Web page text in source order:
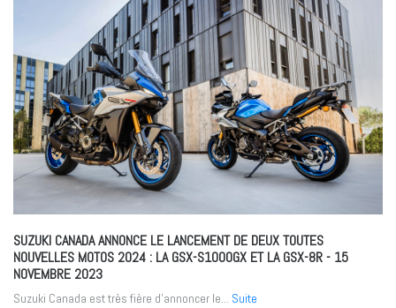
SUZUKI CANADA ANNONCE LE LANCEMENT DE DEUX TOUTES
NOUVELLES MOTOS 2024 : LA GSX-S1000GX ET LA GSX-8R- 15
NOVEMBRE 2023
Suzuki Canada est très fière d’annoncer le... Suite